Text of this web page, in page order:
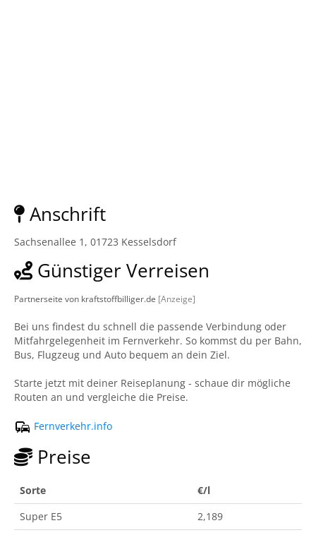
Anschrift
Sachsenallee 1, 01723 Kesselsdorf
Günstiger Verreisen
Partnerseite von kraftstoffbilliger.de [Anzeige]
Bei uns findest du schnell die passende Verbindung oder
Mitfahrgelegenheit im Fernverkehr. So kommst du per Bahn,
Bus, Flugzeug und Auto bequem an dein Ziel.
Starte jetzt mit deiner Reiseplanung - schaue dir mögliche
Routen an und vergleiche die Preise.
Fernverkehr.info
Preise
Sorte
€/l
Super E5
2,189